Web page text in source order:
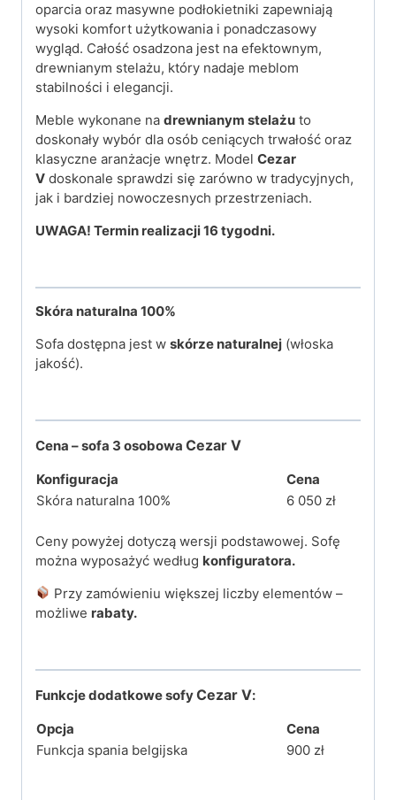
oparcia oraz masywne podłokietniki zapewniają
wysoki komfort użytkowania i ponadczasowy
wygląd. Całość osadzona jest na efektownym,
drewnianym stelażu, który nadaje meblom
stabilności i elegancji.
Meble wykonane na drewnianym stelażu to
doskonały wybór dla osób ceniących trwałość oraz
klasyczne aranżacje wnętrz. Model Cezar
V doskonale sprawdzi się zarówno w tradycyjnych,
jak i bardziej nowoczesnych przestrzeniach.
UWAGA! Termin realizacji 16 tygodni.
Skóra naturalna 100%
Sofa dostępna jest w skórze naturalnej (włoska
jakość).
Cena – sofa 3 osobowa Cezar V
Konfiguracja
Cena
Skóra naturalna 100%
6 050 zł
Ceny powyżej dotyczą wersji podstawowej. Sofę
można wyposażyć według konfiguratora.
Przy zamówieniu większej liczby elementów –
możliwe rabaty.
Funkcje dodatkowe sofyCezar V:
Opcja
Cena
Funkcja spania belgijska
900 zł